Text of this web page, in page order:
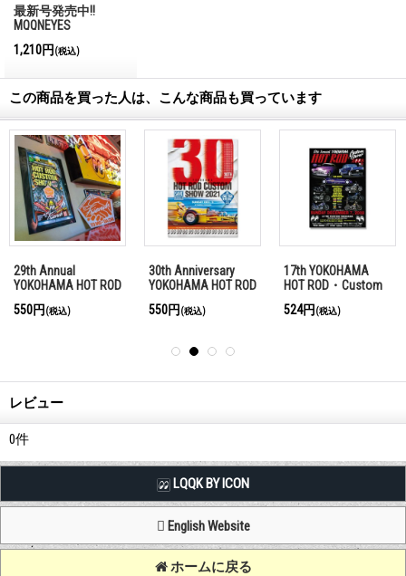
最新号発売中!!
MQQNEYES
Magazine No.28 2026
1,210円 (税込)
この商品を買った人は、こんな商品も買っています
29th Annual
YOKOHAMA HOT ROD
ポスター
550円 (税込)
30th Anniversary
YOKOHAMA HOT ROD
ポスター
550円 (税込)
17th YOKOHAMA
HOT ROD・Custom
ー
524円 (税込)
レビュー
0件
LQQK BY ICON
English Website
ホームに戻る